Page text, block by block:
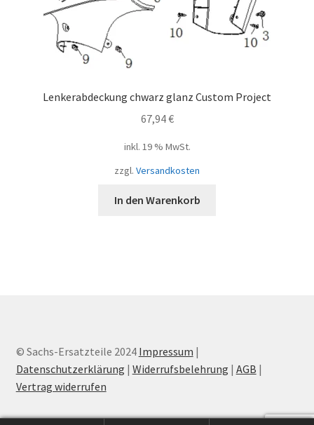
Lenkerabdeckung chwarz glanz Custom Project
67,94€
inkl. 19 % MwSt.
zzgl. Versandkosten
In den Warenkorb
© Sachs-Ersatzteile 2024 Impressum |
Datenschutzerklärung | Widerrufsbelehrung | AGB |
Vertrag widerrufen